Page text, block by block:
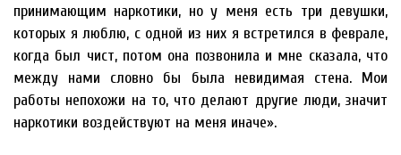
принимающим наркотики, но у меня есть три девушки,
которых я люблю, с одной из них я встретился в феврале,
когда был чист, потом она позвонила и мне сказала, что
между нами словно бы была невидимая стена. Мои
работы непохожи на то, что делают другие люди, значит
наркотики воздействуют на меня иначе».